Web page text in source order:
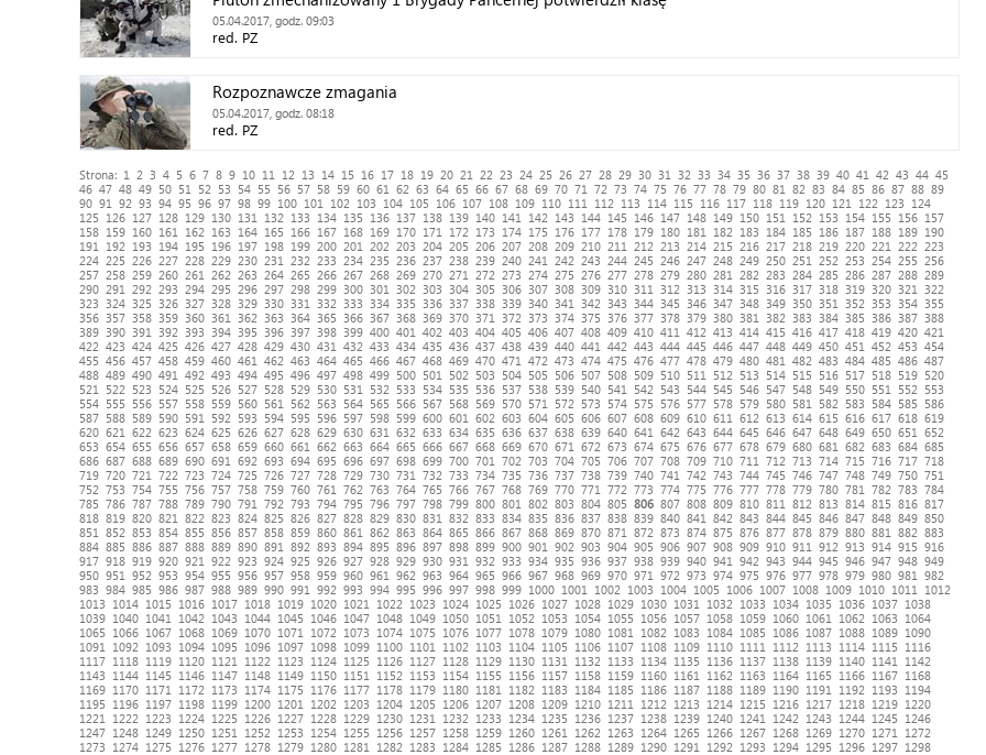
05.04.2017, godz. 09:03
red. PZ
Rozpoznawcze zmagania
05.04.2017, godz. 08:18
red. PZ
Strona: 1 2 3 4 5 6 7 8 9 10 11 12 13 14 15 16 17 18 19 20 21 22 23 24 25 26 27 28 29 30 31 32 33 34 35 36 37 38 39 40 41 42 43 44 45
46 47 48 49 50 51 52 53 54 55 56 57 58 59 60 61 62 63 64 65 66 67 68 69 70 71 72 73 74 75 76 77 78 79 80 81 82 83 84 85 86 87 88 89
90 91 92 93 94 95 96 97 98 99 100 101 102 103 104 105 106 107 108 109 110 111 112 113 114 115 116 117 118 119 120 121 122 123
124
125
126 127 128 129 130 131 132 133 134 135 136 137 138 139 140 141 142 143 144 145 146 147 148 149 150 151 152 153 154 155 156 157
158 159 160 161 162 163 164 165 166 167 168 169 170 171 172 173 174 175 176 177 178 179 180 181 182 183 184 185 186 187 188 189 190
191
192 193 194 195 196 197 198 199 200 201 202 203 204 205 206 207 208 209 210 211 212 213 214 215 216 217 218 219 220 221 222
223
224 225 226 227 228 229 230 231 232 233 234 235 236 237 238 239 240 241 242 243 244 245 246 247 248 249 250 251 252 253 254 255
256
257 258 259 260 261 262 263 264 265 266 267 268 269 270 271 272 273 274 275 276 277 278 279 280 281 282 283 284 285 286 287 288 289
290 291 292 293 294 295 296 297 298 299 300 301 302 303 304 305 306 307 308 309 310 311 312 313 314 315 316 317 318 319 320 321
322
323
324 325 326 327 328 329 330 331 332 333 334 335 336 337 338 339 340 341 342 343 344 345 346 347 348 349 350 351 352 353 354 355
356 357 358 359 360 361 362 363 364 365 366 367 368 369 370 371 372 373 374 375 376 377 378 379 380 381 382 383 384 385 386 387 388
389 390 391 392 393 394 395 396 397 398 399 400 401 402 403 404 405 406 407 408 409 410 411 412 413 414 415 416 417 418 419 420 421
422 423 424 425 426 427 428 429 430 431 432 433 434 435 436 437 438 439 440 441 442 443 444 445 446 447 448 449 450 451 452 453 454
455 456 457 458 459 460 461 462 463 464 465 466 467 468 469 470 471 472 473 474 475 476 477 478 479 480 481 482 483 484 485 486 487
488 489 490 491 492 493 494 495 496 497 498 499 500 501 502 503 504 505 506 507 508 509 510 511 512 513 514 515 516 517 518 519 520
521
522 523 524 525 526 527 528 529 530 531 532 533 534 535 536 537 538 539 540 541 542 543 544 545 546 547 548 549 550 551 552
553
554 555 556 557 558 559 560 561 562 563 564 565 566 567 568 569 570 571 572 573 574 575 576 577 578 579 580 581 582 583 584 585
586
587 588 589 590 591 592 593 594 595 596 597 598 599 600 601 602 603 604 605 606 607 608 609 610 611 612 613 614 615 616 617 618 619
620 621 622 623 624 625 626 627 628 629 630 631 632 633 634 635 636 637 638 639 640 641 642 643 644 645 646 647 648 649 650 651
652
653 654 655 656 657 658 659 660 661 662 663 664 665 666 667 668 669 670 671 672 673 674 675 676 677 678 679 680 681 682 683 684 685
686 687 688 689 690 691 692 693 694 695 696 697 698 699 700 701 702 703 704 705 706 707 708 709 710 711 712 713 714 715 716 717 718
719 720 721 722 723 724 725 726 727 728 729 730 731 732 733 734 735 736 737 738 739 740 741 742 743 744 745 746 747 748 749 750 751
752 753 754 755 756 757 758 759 760 761 762 763 764 765 766 767 768 769 770 771 772 773 774 775 776 777 778 779 780 781 782 783 784
785 786 787 788 789 790 791 792 793 794 795 796 797 798 799 800 801 802 803 804 805 806 807 808 809 810 811 812 813 814 815 816 817
818 819 820 821 822 823 824 825 826 827 828 829 830 831 832 833 834 835 836 837 838 839 840 841 842 843 844 845 846 847 848 849 850
851
852 853 854 855 856 857 858 859 860 861 862 863 864 865 866 867 868 869 870 871 872 873 874 875 876 877 878 879 880 881 882 883
884 885 886 887 888 889 890 891 892 893 894 895 896 897 898 899 900 901 902 903 904 905 906 907 908 909 910 911 912 913 914 915 916
917 918 919 920 921 922 923 924 925 926 927 928 929 930 931 932 933 934 935 936 937 938 939 940 941 942 943 944 945 946 947 948 949
950 951 952 953 954 955 956 957 958 959 960 961 962 963 964 965 966 967 968 969 970 971 972 973 974 975 976 977 978 979 980 981
982
983 984 985 986 987 988 989 990 991 992 993 994 995 996 997 998 999 1000 1001 1002 1003 1004 1005 1006 1007 1008 1009 1010 1011
1012
1013
1014 1015 1016 1017 1018 1019 1020 1021 1022 1023 1024 1025 1026 1027 1028 1029 1030 1031 1032 1033 1034 1035 1036 1037 1038
1039 1040 1041 1042 1043 1044 1045 1046 1047 1048 1049 1050 1051 1052 1053 1054 1055 1056 1057 1058 1059 1060 1061 1062 1063
1064
1065
1066 1067 1068 1069 1070 1071 1072 1073 1074 1075 1076 1077 1078 1079 1080 1081 1082 1083 1084 1085 1086 1087 1088 1089 1090
1091
1092 1093 1094 1095 1096 1097 1098 1099 1100 1101 1102 1103 1104 1105 1106 1107 1108 1109 1110 1111 1112 1113 1114 1115
1116
1117 1118 1119 1120 1121 1122 1123 1124 1125 1126 1127 1128 1129 1130 1131 1132 1133 1134 1135 1136 1137 1138 1139 1140 1141
1142
1143
1144 1145 1146 1147 1148 1149 1150 1151 1152 1153 1154 1155 1156 1157 1158 1159 1160 1161 1162 1163 1164 1165 1166 1167 1168
1169 1170 1171 1172 1173 1174 1175 1176 1177 1178 1179 1180 1181 1182 1183 1184 1185 1186 1187 1188 1189 1190 1191 1192 1193
1194
1195
1196 1197 1198 1199 1200 1201 1202 1203 1204 1205 1206 1207 1208 1209 1210 1211 1212 1213 1214 1215 1216 1217 1218 1219 1220
1221
1222 1223 1224 1225 1226 1227 1228 1229 1230 1231 1232 1233 1234 1235 1236 1237 1238 1239 1240 1241 1242 1243 1244 1245
1246
1247 1248 1249 1250 1251 1252 1253 1254 1255 1256 1257 1258 1259 1260 1261 1262 1263 1264 1265 1266 1267 1268 1269 1270 1271
1272
1273
1274 1275 1276 1277 1278 1279 1280 1281 1282 1283 1284 1285 1286 1287 1288 1289 1290 1291 1292 1293 1294 1295 1296 1297 1298